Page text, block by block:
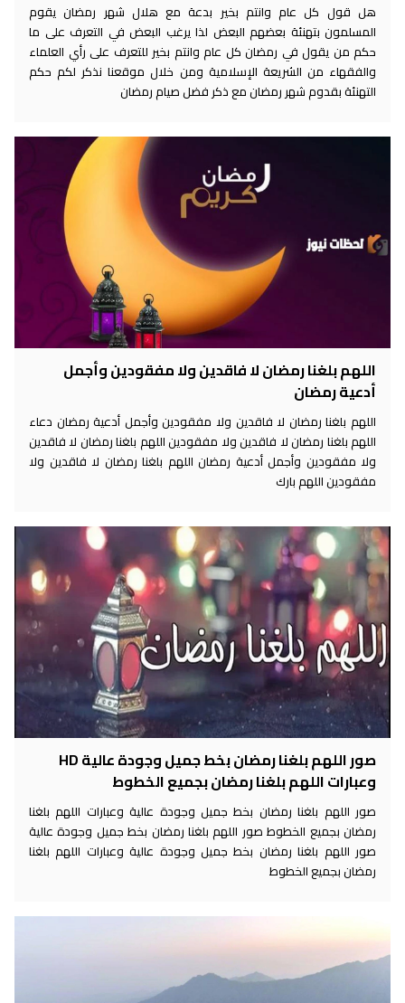
هل قول كل عام وانتم بخير بدعة مع هلال شهر رمضان يقوم
المسلمون بتهنئة بعضهم البعض لذا يرغب البعض في التعرف على ما
حكم من يقول في رمضان كل عام وانتم بخير للتعرف على رأي العلماء
والفقهاء من الشريعة الإسلامية ومن خلال موقعنا نذكر لكم حكم
التهنئة بقدوم شهر رمضان مع ذكر فضل صيام رمضان
اللهم بلغنا رمضان لا فاقدين ولا مفقودين وأجمل
أدعية رمضان
اللهم بلغنا رمضان لا فاقدين ولا مفقودين وأجمل أدعية رمضان دعاء
اللهم بلغنا رمضان لا فاقدين ولا مفقودين اللهم بلغنا رمضان لا فاقدين
ولا مفقودين وأجمل أدعية رمضان اللهم بلغنا رمضان لا فاقدين ولا
مفقودين اللهم بارك
صور اللهم بلغنا رمضان بخط جميل وجودة عالية HD
وعبارات اللهم بلغنا رمضان بجميع الخطوط
صور اللهم بلغنا رمضان بخط جميل وجودة عالية وعبارات اللهم بلغنا
رمضان بجميع الخطوط صور اللهم بلغنا رمضان بخط جميل وجودة عالية
صور اللهم بلغنا رمضان بخط جميل وجودة عالية وعبارات اللهم بلغنا
رمضان بجميع الخطوط